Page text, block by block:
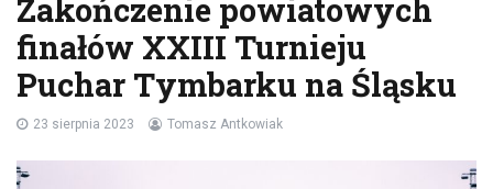
Zakończenie powiatowych
finałów XXIII Turnieju
Puchar Tymbarku na Śląsku
23 sierpnia 2023 Tomasz Antkowiak